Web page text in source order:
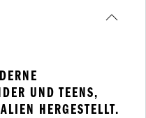
UND TEENS,
HERGESTELLT.